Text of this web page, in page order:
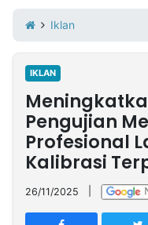
Iklan
Berita
Kami
Nasional
International
Olahraga
Entertainment
Daerah
Pariwisata
Kuliner
Kolom
Network
PT
TREETAN
Iklan
IKLAN
Pengujian
Profesional
Kalibrasi
26/11/2025